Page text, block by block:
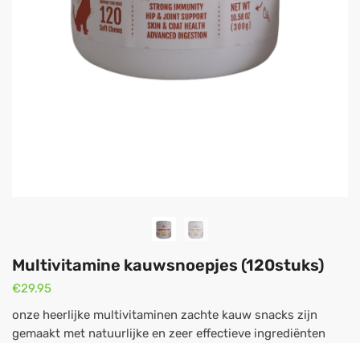
Multivitamine kauwsnoepjes (120stuks)
€29.95
onze heerlijke multivitaminen zachte kauw snacks zijn
gemaakt met natuurlijke en zeer effectieve ingrediënten